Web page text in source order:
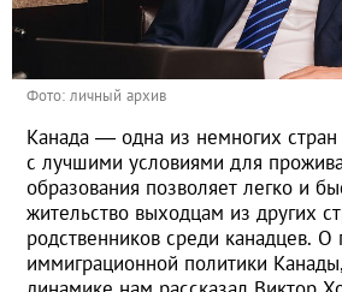
Фото: личный архив
Канада — одна из немногих
с лучшими условиями для
образования позволяет легко и
жительство выходцам из других
родственников среди канадцев. О
иммиграционной политики